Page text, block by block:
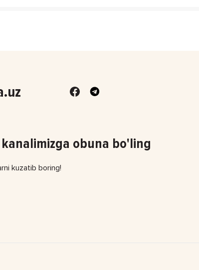
obuna bo'ling
kuzatib boring!